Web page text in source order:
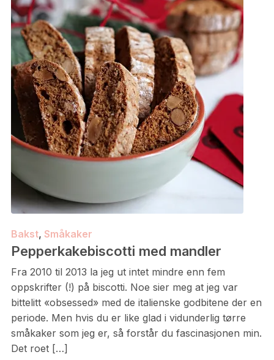
Bakst, Småkaker
Pepperkakebiscotti med mandler
Fra 2010 til 2013 la jeg ut intet mindre enn fem
oppskrifter (!) på biscotti. Noe sier meg at jeg var
bittelitt «obsessed» med de italienske godbitene der en
periode. Men hvis du er like glad i vidunderlig tørre
småkaker som jeg er, så forstår du fascinasjonen min.
Det roet […]